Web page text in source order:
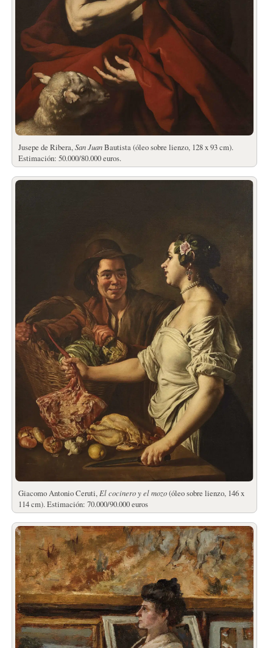
Jusepe de Ribera,San JuanBautista (óleo sobre lienzo, 128 x 93 cm).
Estimación: 50.000/80.000 euros.
Giacomo Antonio Ceruti, El cocinero y el mozo(óleo sobre lienzo, 146 x
114 cm). Estimación: 70.000/90.000 euros